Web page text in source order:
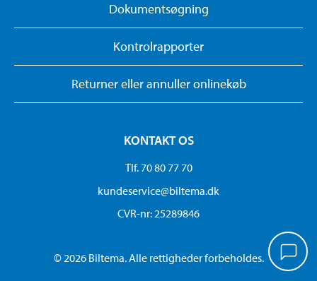
Dokumentsøgning
Kontrolrapporter
Returner eller annuller onlinekøb
KONTAKT OS
Tlf. 70 80 77 70
kundeservice@biltema.dk
CVR-nr: 25289846
© 2026 Biltema. Alle rettigheder forbeholdes.